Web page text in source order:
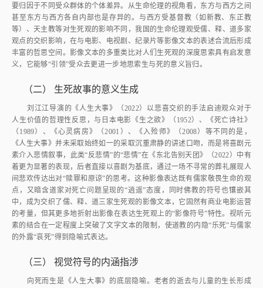
要归因于不同受众群体的个体差异。从生命伦理的视角看，东方与西方之间
甚至东方与西方各自内部也是存异的。与西方受基督教（如新教、东正教
等）、天主教等对生死观的影响不同，我国的生命伦理观受儒、释、道多家
观点的交织影响，在与电影、电视剧、纪录片等影像文本的表述合流后形成
丰富的哲思空间。影像文本的多重类比对人们生死观的深度思索具有启发意
义，它能够“引领”受众去更进一步地思索生与死的意义旨归。
（二） 生死故事的意义生成
刘江江导演的《人生大事》（2022）以悲喜交织的手法启迪观众对于
人生价值的哲理性反思，与日本电影《生之欲》（1952）、《死亡诗社》
（1989）、《心灵病房》（2001）、《入殓师》（2008）等不同的是，
《人生大事》并未采取始终如一的采取沉重肃静的讲述口吻，而是将喜剧元
素介入悲情叙事，此类“反悲情”的“悲情”在《东北告别天团》（2022）中有
着更为显著的表现，后者直接以喜剧为基底，通过一场不寻常的葬礼展现人
间悲欢传达出对“赎罪和原谅”的思考。这种影像表达既有儒家敬畏生命的观
点，又暗含道家对死亡问题呈现的“逍遥”态度，同时佛教的符号也镶嵌其
中，成为交织了儒、释、道三家生死观的影像文本，它固然有商业电影运营
的考量，但其更多地折射出影像在表达生死观上的“影像符号”特性。视听元
素的结合在一定程度上突破了文字文本的限制，使道教的内隐“乐死”与儒家
的外露“哀死”得到隐喻式表达。
（三） 视觉符号的内涵指涉
向死而生是《人生大事》的底层隐喻。老者的逝去与儿童的生长形成